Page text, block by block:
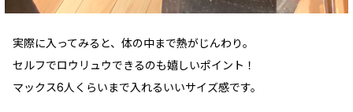
実際に入ってみると、体の中まで熱がじんわり。
セルフでロウリュウできるのも嬉しいポイント！
マックス6人くらいまで入れるいいサイズ感です。